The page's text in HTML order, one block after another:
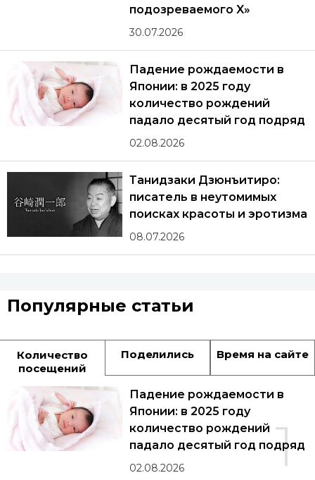
подозреваемого X»
30.07.2026
Падение рождаемости в
Японии: в 2025 году
количество рождений
падало десятый год подряд
02.08.2026
Танидзаки Дзюнъитиро:
писатель в неутомимых
поисках красоты и эротизма
08.07.2026
Популярные статьи
Количество
посещений
Поделились Время на сайте
1
Падение рождаемости в
Японии: в 2025 году
количество рождений
падало десятый год подряд
02.08.2026